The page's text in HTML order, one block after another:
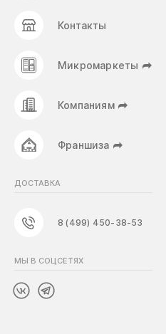
Контакты
Микромаркеты
Компаниям
Франшиза
ДОСТАВКА
8 (499) 450-38-53
МЫ В СОЦСЕТЯХ